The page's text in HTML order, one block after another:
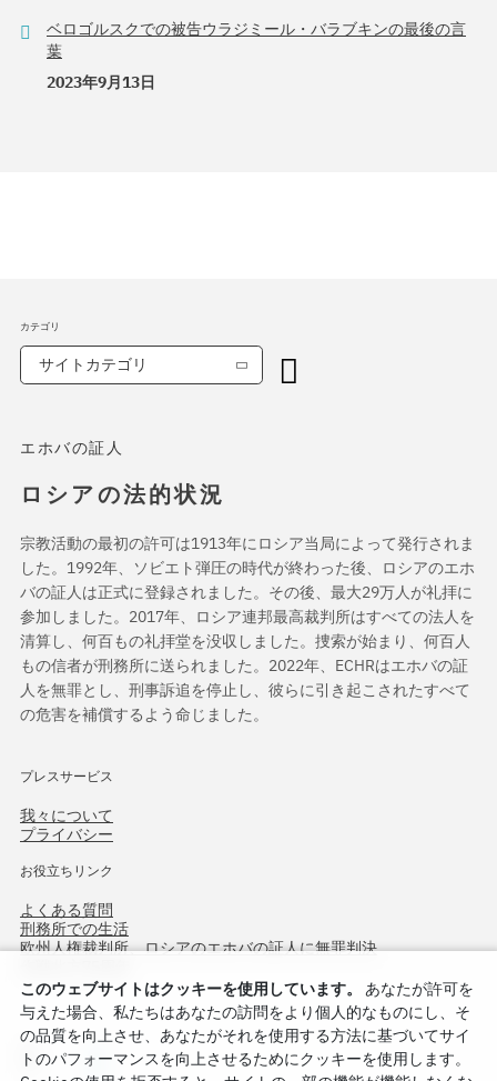
ベロゴルスクでの被告ウラジミール・バラブキンの最後の言
葉
2023年9月13日
エホバの証人
ロシアの法的状況
宗教活動の最初の許可は1913年にロシア当局によって発行されま
した。1992年、ソビエト弾圧の時代が終わった後、ロシアのエホ
バの証人は正式に登録されました。その後、最大29万人が礼拝に
参加しました。2017年、ロシア連邦最高裁判所はすべての法人を
清算し、何百もの礼拝堂を没収しました。捜索が始まり、何百人
もの信者が刑務所に送られました。2022年、ECHRはエホバの証
人を無罪とし、刑事訴追を停止し、彼らに引き起こされたすべて
の危害を補償するよう命じました。
プレスサービス
我々について
プライバシー
お役立ちリンク
よくある質問
刑務所での生活
欧州人権裁判所、ロシアのエホバの証人に無罪判決
カテゴリ
サイトカテゴリ
このウェブサイトはクッキーを使用しています。
あなたが許可を
与えた場合、私たちはあなたの訪問をより個人的なものにし、そ
の品質を向上させ、あなたがそれを使用する方法に基づいてサイ
トのパフォーマンスを向上させるためにクッキーを使用します。